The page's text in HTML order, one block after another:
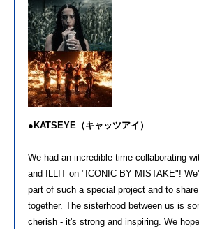
●KATSEYE（キャッツアイ）
We had an incredible time collaborating
and ILLIT on "ICONIC BY MISTAKE"!
part of such a special project and to
together. The sisterhood between us is
cherish - it's strong and inspiring. We